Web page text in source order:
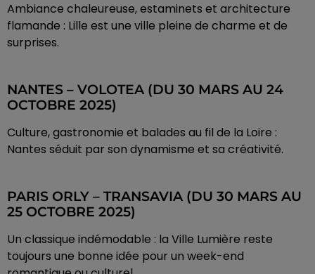
Ambiance chaleureuse, estaminets et architecture
flamande : Lille est une ville pleine de charme et de
surprises.
NANTES – VOLOTEA (DU 30 MARS AU 24
OCTOBRE 2025)
Culture, gastronomie et balades au fil de la Loire :
Nantes séduit par son dynamisme et sa créativité.
PARIS ORLY – TRANSAVIA (DU 30 MARS AU
25 OCTOBRE 2025)
Un classique indémodable : la Ville Lumière reste
toujours une bonne idée pour un week-end